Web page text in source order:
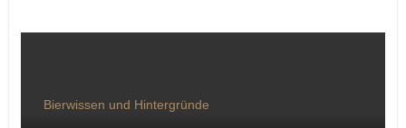
Bierwissen und Hintergründe